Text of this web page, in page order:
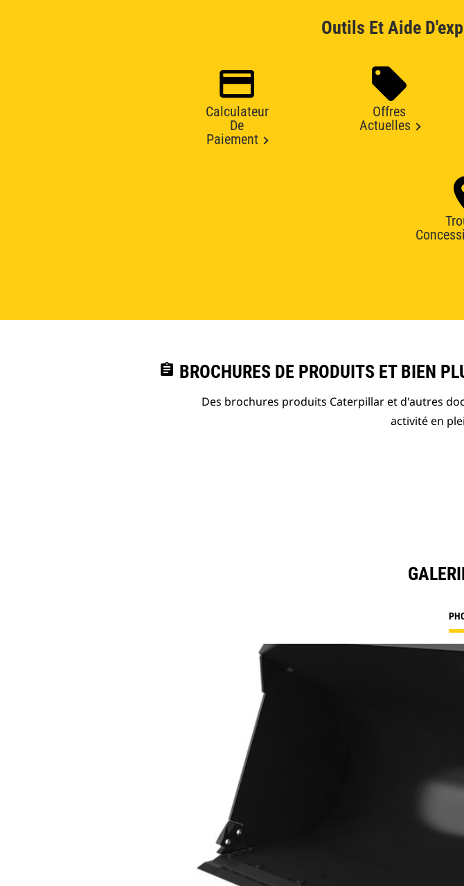
Outils Et Aide
Calculateur
De
Paiement
Offres
Actuelles
assignment BROCHURES DE PRODUITS ET BIEN
Des brochures produits Caterpillar et d'autres
activité en